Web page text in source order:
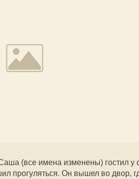
(все имена изменены) гостил у
прогуляться. Он вышел во двор,